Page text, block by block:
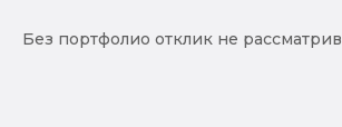
Без портфолио отклик не